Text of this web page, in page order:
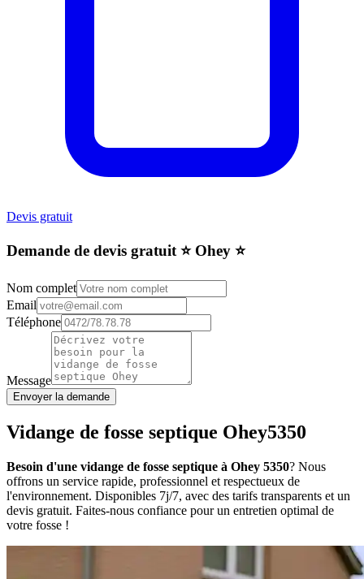
Devis gratuit
Demande de devis gratuit ⭐️ Ohey ⭐️
Nom complet
Email
Téléphone
Message
Envoyer la demande
Vidange de fosse septique Ohey5350
Besoin d'une vidange de fosse septique à Ohey 5350? Nous
offrons un service rapide, professionnel et respectueux de
l'environnement. Disponibles 7j/7, avec des tarifs transparents et un
devis gratuit. Faites-nous confiance pour un entretien optimal de
votre fosse !